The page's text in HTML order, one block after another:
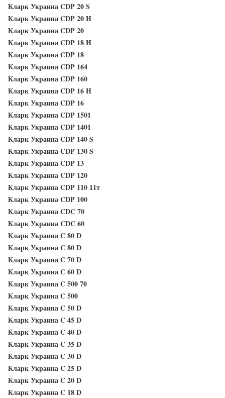
Кларк Украина CDP 20 S
Кларк Украина CDP 20 H
Кларк Украина CDP 20
Кларк Украина CDP 18 H
Кларк Украина CDP 18
Кларк Украина CDP 164
Кларк Украина CDP 160
Кларк Украина CDP 16 H
Кларк Украина CDP 16
Кларк Украина CDP 1501
Кларк Украина CDP 1401
Кларк Украина CDP 140 S
Кларк Украина CDP 130 S
Кларк Украина CDP 13
Кларк Украина CDP 120
Кларк Украина CDP 110 11т
Кларк Украина CDP 100
Кларк Украина CDC 70
Кларк Украина CDC 60
Кларк Украина C 80 D
Кларк Украина C 80 D
Кларк Украина C 70 D
Кларк Украина C 60 D
Кларк Украина C 500 70
Кларк Украина C 500
Кларк Украина C 50 D
Кларк Украина C 45 D
Кларк Украина C 40 D
Кларк Украина C 35 D
Кларк Украина C 30 D
Кларк Украина C 25 D
Кларк Украина C 20 D
Кларк Украина C 18 D